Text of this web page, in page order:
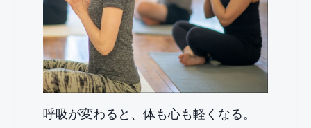
呼吸が変わると、体も心も軽くなる。